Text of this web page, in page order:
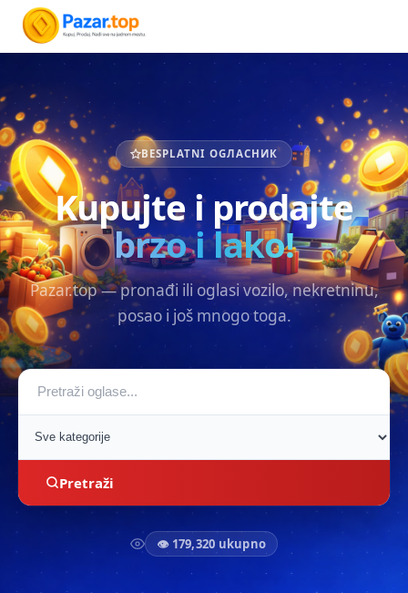
BESPLATNI OGЛАСНИК
Kupujte i prodajte
brzo i lako!
Pazar.top — pronađi ili oglasi vozilo, nekretninu,
posao i još mnogo toga.
Pretraži
👁 179,320 ukupno